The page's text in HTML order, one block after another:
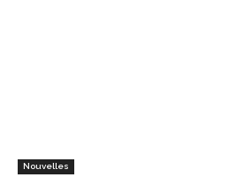
Nouvelles